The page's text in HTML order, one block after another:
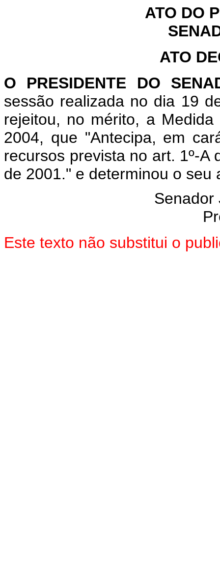
ATO DO
ATO
O PRESIDENTE DO
sessão realizada no dia 19
rejeitou, no mérito, a
2004, que "Antecipa, em
recursos prevista no art. 1º-A
de 2001." e determinou o seu
Senador
Este texto não substitui o